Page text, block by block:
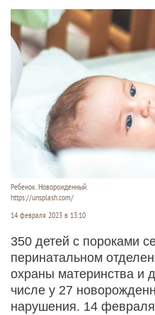
Ребенок. Новорожденный.
https://unsplash.com/
14 февраля 2023 в 13:10
350 детей с пороками
перинатальном
охраны материнства и
числе у 27
нарушения. 14 февраля